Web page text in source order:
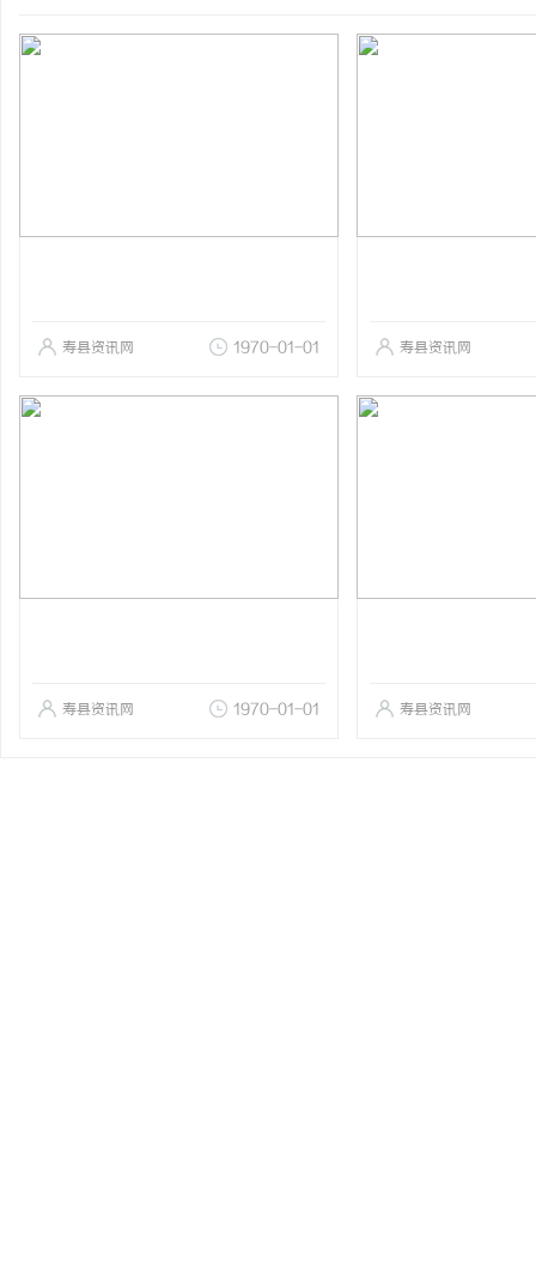
寿县资讯网 1970-01-01 寿县资讯网
寿县资讯网 1970-01-01 寿县资讯网